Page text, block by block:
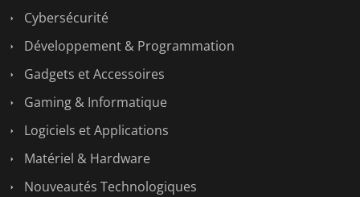
Cybersécurité
Développement & Programmation
Gadgets et Accessoires
Gaming & Informatique
Logiciels et Applications
Matériel & Hardware
Nouveautés Technologiques